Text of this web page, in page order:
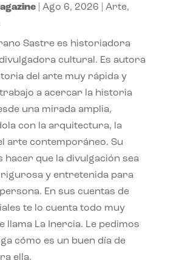
| Ago 6, 2026 Arte,
Sastre es historiadora
cultural. Es autora
del arte muy rápida y
a acercar la historia
una mirada amplia,
con la arquitectura, la
arte contemporáneo. Su
hacer que la divulgación sea
rigurosa y entretenida para
En sus cuentas de
te lo cuenta todo muy
llama La Inercia. Le pedimos
cómo es un buen día de
ella.